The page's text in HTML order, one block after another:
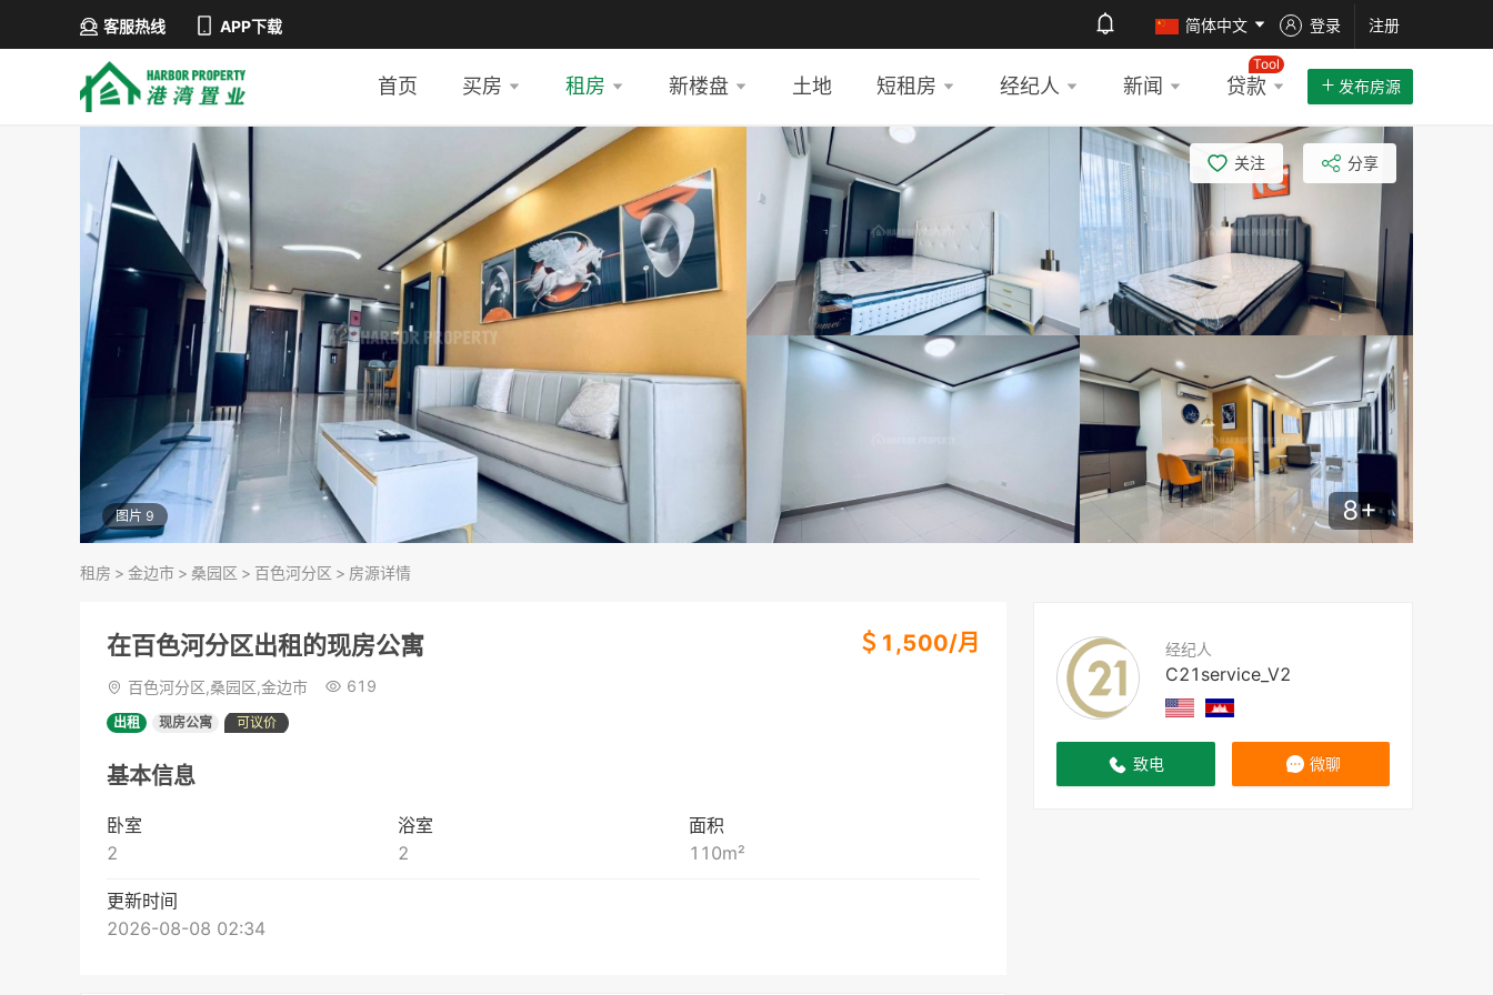
客服热线 APP下载 简体中文 登录 注册
首页 买房 租房 新楼盘 土地 短租房 经纪人 新闻 贷款
Tool
发布房源
图片 9 8+
关注 分享
租房 > 金边市 > 桑园区 > 百色河分区 > 房源详情
经纪人
C21service_V2
致电 微聊
在百色河分区出租的现房公寓 ＄ 1,500/月
百色河分区,桑园区,金边市 619
出租 现房公寓 可议价
基本信息
卧室
2
浴室
2
面积
110m²
更新时间
2026-08-08 02:34